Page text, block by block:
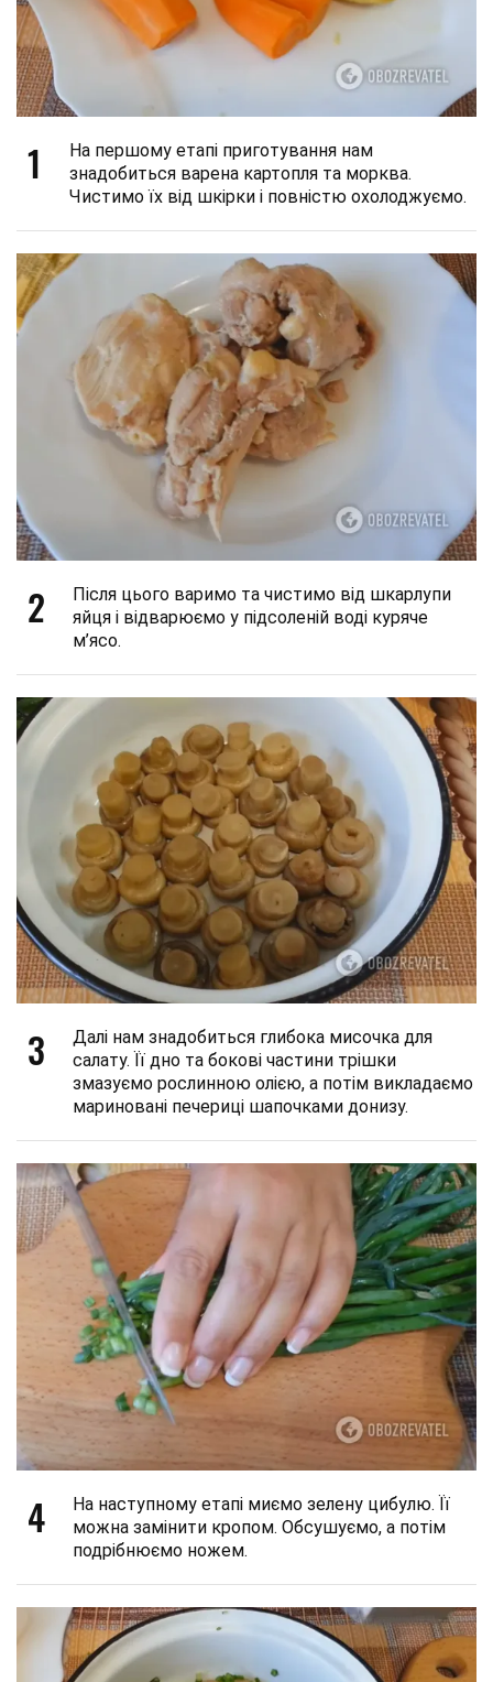
1
На першому етапі приготування нам
знадобиться варена картопля та морква.
Чистимо їх від шкірки і повністю охолоджуємо.
2
Після цього варимо та чистимо від шкарлупи
яйця і відварюємо у підсоленій воді куряче
м’ясо.
3
Далі нам знадобиться глибока мисочка для
салату. Її дно та бокові частини трішки
змазуємо рослинною олією, а потім викладаємо
мариновані печериці шапочками донизу.
4
На наступному етапі миємо зелену цибулю. Її
можна замінити кропом. Обсушуємо, а потім
подрібнюємо ножем.